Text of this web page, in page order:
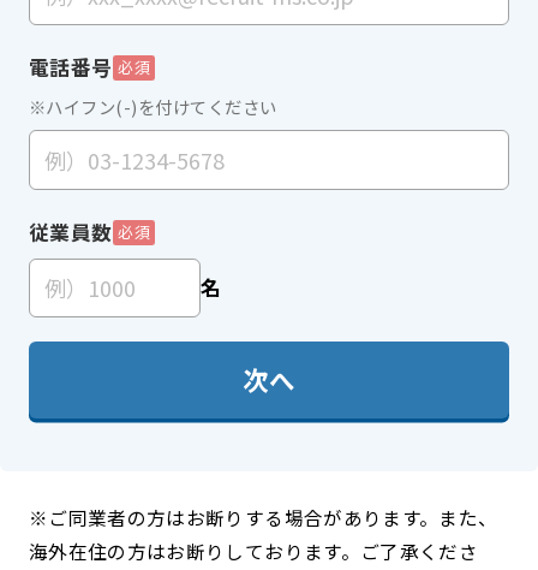
電話番号 必須
※ハイフン(-)を付けてください
従業員数 必須
名
次へ
※ご同業者の方はお断りする場合があります。また、
海外在住の方はお断りしております。ご了承くださ